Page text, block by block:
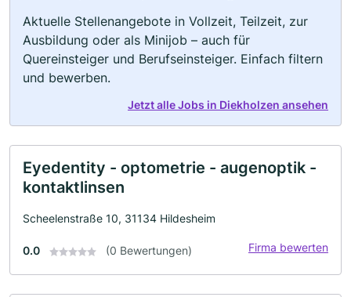
Aktuelle Stellenangebote in Vollzeit, Teilzeit, zur
Ausbildung oder als Minijob – auch für
Quereinsteiger und Berufseinsteiger. Einfach filtern
und bewerben.
Jetzt alle Jobs in Diekholzen ansehen
Eyedentity - optometrie - augenoptik -
kontaktlinsen
Scheelenstraße 10, 31134 Hildesheim
0.0 (0 Bewertungen) Firma bewerten